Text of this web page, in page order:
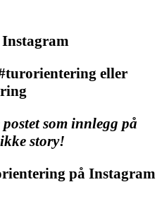
eller
som innlegg på
story!
på Instagram